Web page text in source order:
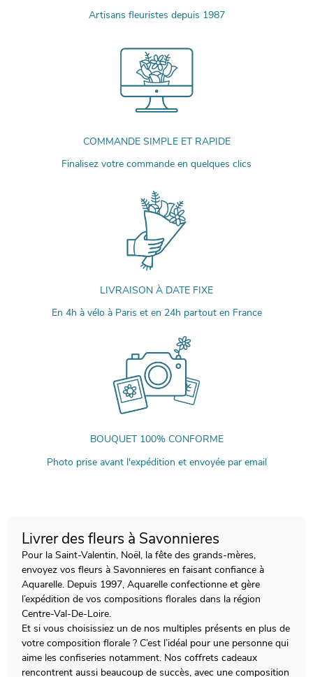
Artisans fleuristes depuis 1987
COMMANDE SIMPLE ET RAPIDE
Finalisez votre commande en quelques clics
LIVRAISON À DATE FIXE
En 4h à vélo à Paris et en 24h partout en France
BOUQUET 100% CONFORME
Photo prise avant l'expédition et envoyée par email
Livrer des fleurs à Savonnieres
Pour la Saint-Valentin, Noël, la fête des grands-mères,
envoyez vos fleurs à Savonnieres en faisant confiance à
Aquarelle. Depuis 1997, Aquarelle confectionne et gère
l’expédition de vos compositions florales dans la région
Centre-Val-De-Loire.
Et si vous choisissiez un de nos multiples présents en plus de
votre composition florale ? C’est l’idéal pour une personne qui
aime les confiseries notamment. Nos coffrets cadeaux
rencontrent aussi beaucoup de succès, avec une composition